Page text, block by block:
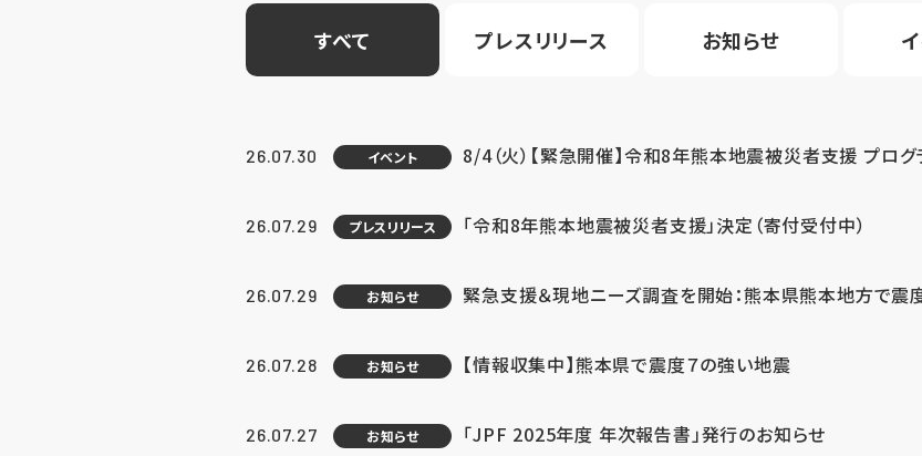
すべて プレスリリース お知らせ
26.07.30 イベント 8/4（火）【緊急開催】令和8年熊本地震被災者支援 プロ
26.07.29 プレスリリース 「令和8年熊本地震被災者支援」決定（寄付受付中）
26.07.29 お知らせ 緊急支援＆現地ニーズ調査を開始：熊本県熊本地方で震
26.07.28 お知らせ 【情報収集中】熊本県で震度７の強い地震
26.07.27 お知らせ 「JPF 2025年度 年次報告書」発行のお知らせ